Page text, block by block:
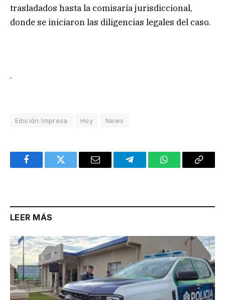
trasladados hasta la comisaría jurisdiccional,
donde se iniciaron las diligencias legales del caso.
.
Edición Impresa Hoy News
FacebookTwitter Email TelegramWhatsAppCopy
LEER MÁS